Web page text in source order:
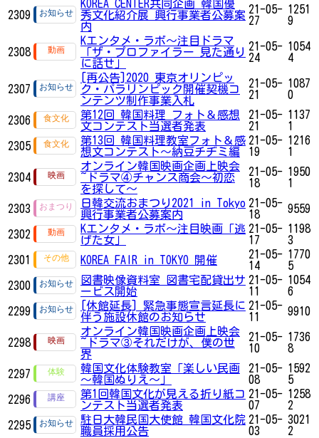
2309
KOREA CENTER共同企画 韓国優
秀文化紹介展 興行事業者公募案
内
21-05-
27
1251
9
2308
Kエンタメ・ラボ～注目ドラマ
「ザ・プロファイラー 見た通り
に話せ」
21-05-
24
1054
4
2307
[再公告]2020 東京オリンピッ
ク・パラリンピック開催契機コ
ンテンツ制作事業入札
21-05-
21
1087
0
2306
第12回 韓国料理 フォト＆感想
文コンテスト当選者発表
21-05-
21
1137
1
2305
第13回 韓国料理教室フォト＆感
想文コンテスト～納豆チヂミ編
21-05-
19
1216
1
2304
オンライン韓国映画企画上映会
~ドラマ④チャンス商会～初恋
を探して～
21-05-
18
1950
1
2303
日韓交流おまつり2021 in Tokyo
興行事業者公募案内
21-05-
18
9559
2302
Kエンタメ・ラボ～注目映画「逃
げた女」
21-05-
17
1198
3
2301
KOREA FAIR in TOKYO 開催
21-05-
14
1770
5
2300
図書映像資料室 図書宅配貸出サ
ービス開始
21-05-
11
1054
6
2299
[休館延長] 緊急事態宣言延長に
伴う施設休館のお知らせ
21-05-
11
9910
2298
オンライン韓国映画企画上映会
~ドラマ③それだけが、僕の世
界
21-05-
10
1736
8
2297
韓国文化体験教室「楽しい民画
〜韓国ぬりえ～」
21-05-
08
1592
5
2296
第1回韓国文化が見える折り紙コ
ンテスト当選者発表
21-05-
07
1258
2
2295
駐日大韓民国大使館 韓国文化院
職員採用公告
21-05-
03
3021
2